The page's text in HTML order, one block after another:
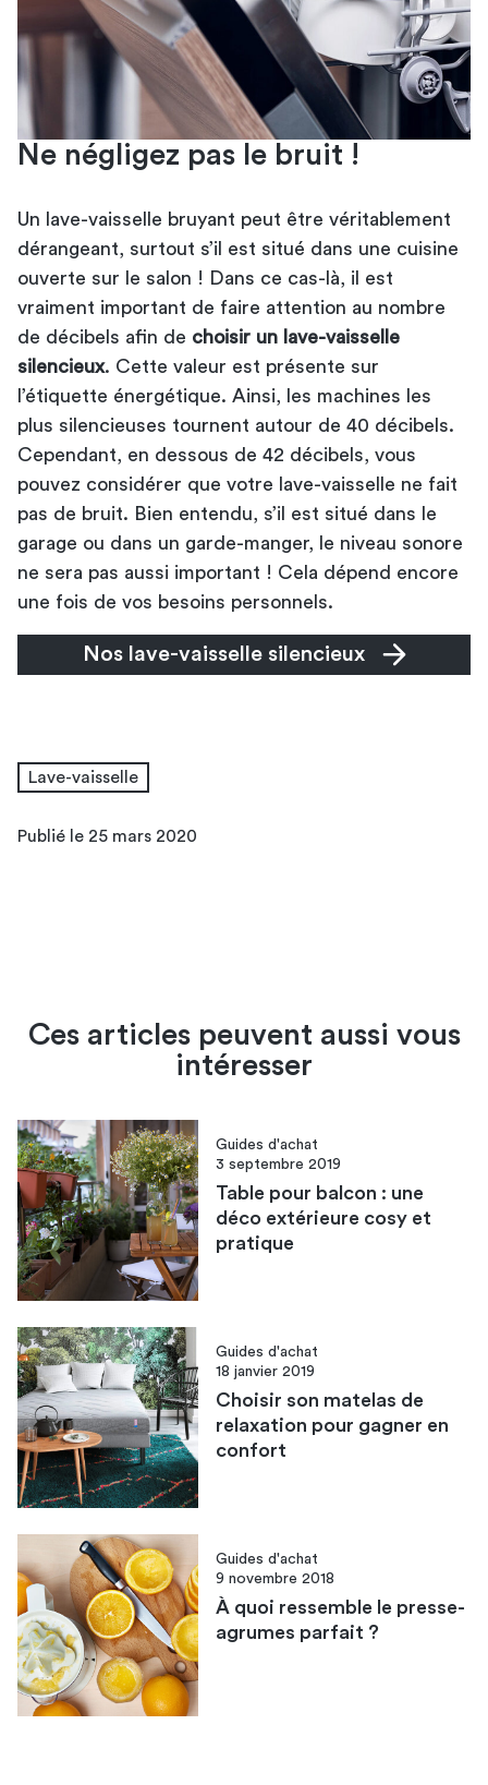
Ne négligez pas le bruit !
Un lave-vaisselle bruyant peut être véritablement
dérangeant, surtout s’il est situé dans une cuisine
ouverte sur le salon ! Dans ce cas-là, il est
vraiment important de faire attention au nombre
de décibels afin de choisir un lave-vaisselle
silencieux. Cette valeur est présente sur
l’étiquette énergétique. Ainsi, les machines les
plus silencieuses tournent autour de 40 décibels.
Cependant, en dessous de 42 décibels, vous
pouvez considérer que votre lave-vaisselle ne fait
pas de bruit. Bien entendu, s’il est situé dans le
garage ou dans un garde-manger, le niveau sonore
ne sera pas aussi important ! Cela dépend encore
une fois de vos besoins personnels.
Nos lave-vaisselle silencieux
Lave-vaisselle
Publié le 25 mars 2020
Ces articles peuvent aussi vous
intéresser
Guides d'achat
3 septembre 2019
Table pour balcon : une
déco extérieure cosy et
pratique
Guides d'achat
18 janvier 2019
Choisir son matelas de
relaxation pour gagner en
confort
Guides d'achat
9 novembre 2018
À quoi ressemble le presse-
agrumes parfait ?